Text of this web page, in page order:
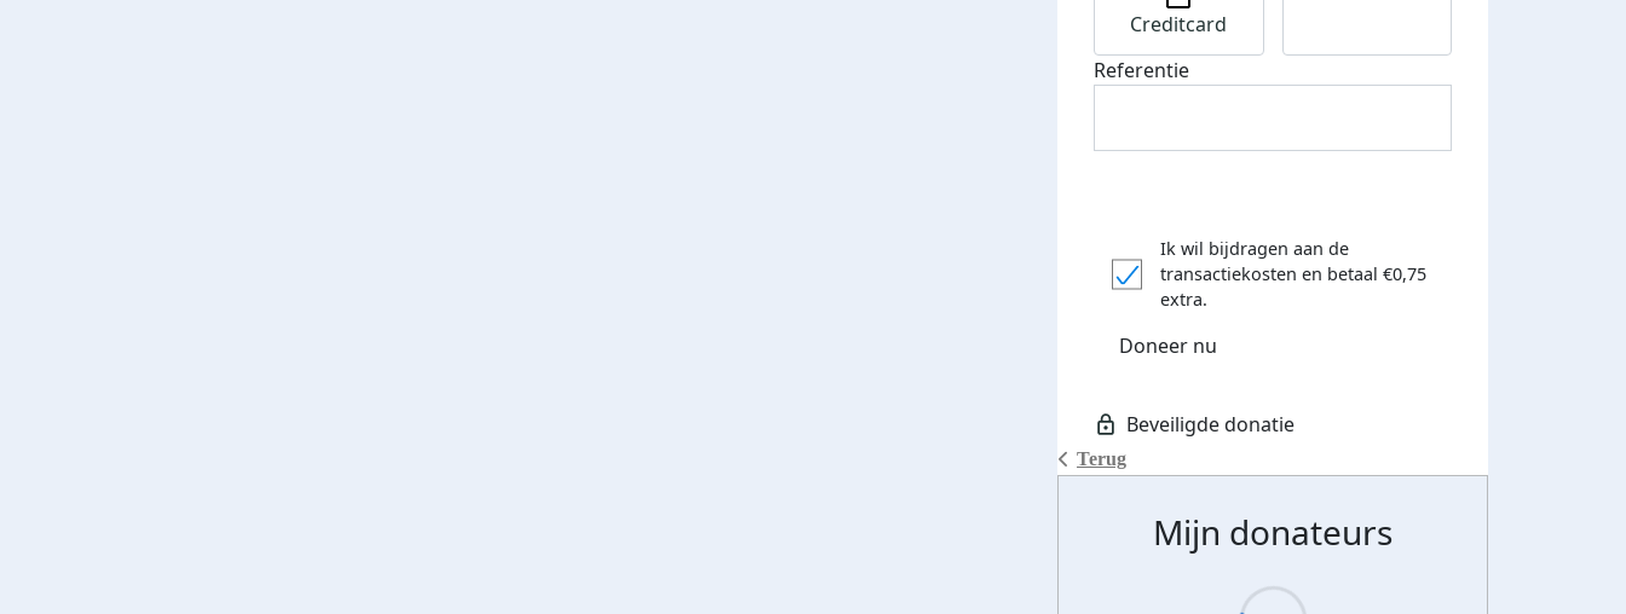
Terug
Creditcard
Referentie
Ik wil bijdragen aan de
transactiekosten en betaal €0,75
extra.
Doneer nu
Mijn donateurs